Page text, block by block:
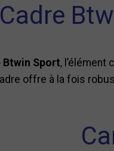
Cadre
Btwin Sport,
offre à la fois